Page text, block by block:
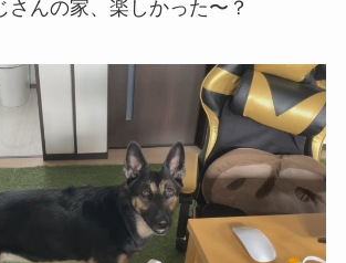
さんの家、楽しかった〜？